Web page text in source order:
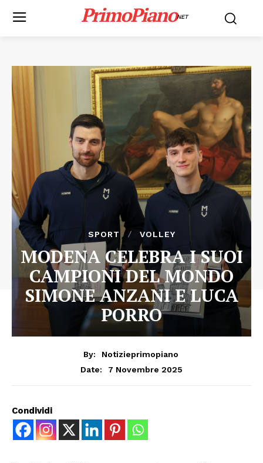
PrimoPianoNET
SPORT VOLLEY
MODENA CELEBRA I SUOI
CAMPIONI DEL MONDO
SIMONE ANZANI E LUCA
PORRO
By:
Notizieprimopiano
Date:
7 Novembre 2025
Condividi